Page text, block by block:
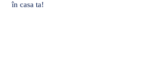
în casa ta!